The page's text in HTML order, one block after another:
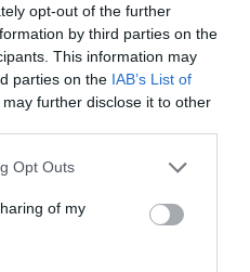
opt-out of the further
by third parties on the
This information may
parties on the IAB’s List of
may further disclose it to other
Opt Outs
of my
εμβληματική
Actually’ για
σημαντικό